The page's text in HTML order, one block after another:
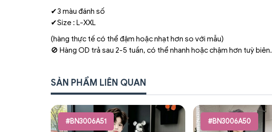
✔3 màu đánh số
✔Size : L-XXL
(hàng thực tế có thể đậm hoặc nhạt hơn so với mẫu)
🚫 Hàng OD trả sau 2-5 tuần, có thể nhanh hoặc chậm hơn tuỳ biên.
SẢN PHẨM LIÊN QUAN
#BN3006A51 #BN3006A50